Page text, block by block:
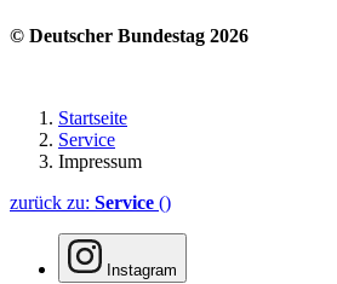
© Deutscher Bundestag 2026
Startseite
Service
Impressum
zurück zu: Service ()
Instagram